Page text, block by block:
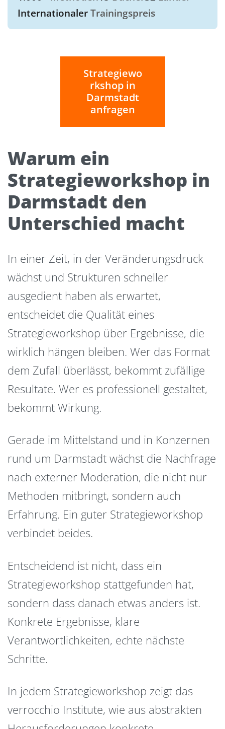
InternationalerTrainingspreis
Strategiewo
rkshop in
Darmstadt
anfragen
Warum ein
Strategieworkshop in
Darmstadt den
Unterschied macht
In einer Zeit, in der Veränderungsdruck
wächst und Strukturen schneller
ausgedient haben als erwartet,
entscheidet die Qualität eines
Strategieworkshop über Ergebnisse, die
wirklich hängen bleiben. Wer das Format
dem Zufall überlässt, bekommt zufällige
Resultate. Wer es professionell gestaltet,
bekommt Wirkung.
Gerade im Mittelstand und in Konzernen
rund um Darmstadt wächst die Nachfrage
nach externer Moderation, die nicht nur
Methoden mitbringt, sondern auch
Erfahrung. Ein guter Strategieworkshop
verbindet beides.
Entscheidend ist nicht, dass ein
Strategieworkshop stattgefunden hat,
sondern dass danach etwas anders ist.
Konkrete Ergebnisse, klare
Verantwortlichkeiten, echte nächste
Schritte.
In jedem Strategieworkshop zeigt das
verrocchio Institute, wie aus abstrakten